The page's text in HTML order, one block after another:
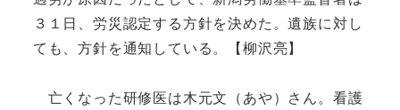
３１日、労災認定する方針を決めた。遺族に対し
ても、方針を通知している。【柳沢亮】
亡くなった研修医は木元文（あや）さん。看護